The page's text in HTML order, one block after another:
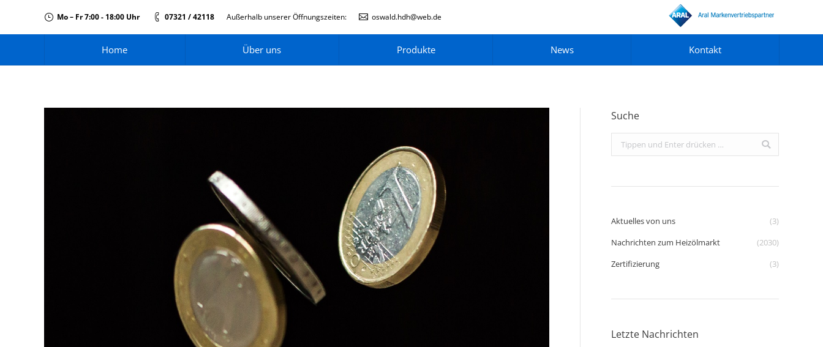
Mo – Fr 7:00 - 18:00 Uhr 07321 / 42118 Außerhalb unserer Öffnungszeiten: oswald.hdh@web.de
Home Über uns Produkte News Kontakt
Suche
Search:
Aktuelles von uns
(3)
Nachrichten zum Heizölmarkt
(2030)
Zertifizierung
(3)
Letzte Nachrichten